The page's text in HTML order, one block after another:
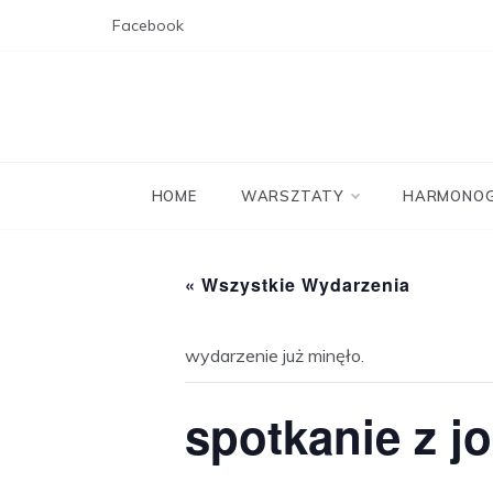
Facebook
HOME WARSZTATY
« Wszystkie Wydarzenia
wydarzenie już minęło.
spotkanie z